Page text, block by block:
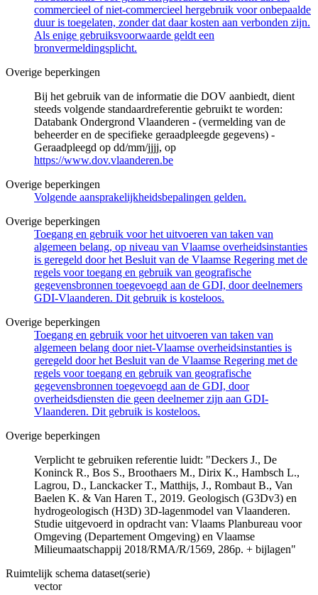
commercieel of niet-commercieel hergebruik voor onbepaalde
duur is toegelaten, zonder dat daar kosten aan verbonden zijn.
Als enige gebruiksvoorwaarde geldt een
bronvermeldingsplicht.
Overige beperkingen
Bij het gebruik van de informatie die DOV aanbiedt, dient
steeds volgende standaardreferentie gebruikt te worden:
Databank Ondergrond Vlaanderen - (vermelding van de
beheerder en de specifieke geraadpleegde gegevens) -
Geraadpleegd op dd/mm/jjjj, op
https://www.dov.vlaanderen.be
Overige beperkingen
Volgende aansprakelijkheidsbepalingen gelden.
Overige beperkingen
Toegang en gebruik voor het uitvoeren van taken van
algemeen belang, op niveau van Vlaamse overheidsinstanties
is geregeld door het Besluit van de Vlaamse Regering met de
regels voor toegang en gebruik van geografische
gegevensbronnen toegevoegd aan de GDI, door deelnemers
GDI-Vlaanderen. Dit gebruik is kosteloos.
Overige beperkingen
Toegang en gebruik voor het uitvoeren van taken van
algemeen belang door niet-Vlaamse overheidsinstanties is
geregeld door het Besluit van de Vlaamse Regering met de
regels voor toegang en gebruik van geografische
gegevensbronnen toegevoegd aan de GDI, door
overheidsdiensten die geen deelnemer zijn aan GDI-
Vlaanderen. Dit gebruik is kosteloos.
Overige beperkingen
Verplicht te gebruiken referentie luidt: "Deckers J., De
Koninck R., Bos S., Broothaers M., Dirix K., Hambsch L.,
Lagrou, D., Lanckacker T., Matthijs, J., Rombaut B., Van
Baelen K. & Van Haren T., 2019. Geologisch (G3Dv3) en
hydrogeologisch (H3D) 3D-lagenmodel van Vlaanderen.
Studie uitgevoerd in opdracht van: Vlaams Planbureau voor
Omgeving (Departement Omgeving) en Vlaamse
Milieumaatschappij 2018/RMA/R/1569, 286p. + bijlagen"
Ruimtelijk schema dataset(serie)
vector